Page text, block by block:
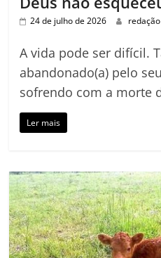
24 de julho de 2026
A vida pode ser difícil.
abandonado(a) pelo
sofrendo com a morte
Ler mais